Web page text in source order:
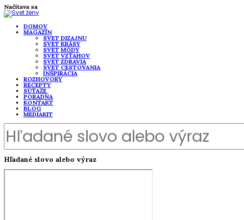
Načítava sa
DOMOV
MAGAZÍN
SVET DIZAJNU
SVET KRÁSY
SVET MÓDY
SVET VZŤAHOV
SVET ZDRAVIA
SVET CESTOVANIA
INŠPIRÁCIA
ROZHOVORY
RECEPTY
SÚŤAŽE
PORADŇA
KONTAKT
BLOG
MEDIAKIT
Hľadané slovo alebo výraz